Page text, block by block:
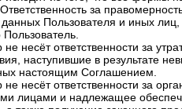
за
Пользователя и иных
несёт ответственности за
наступившие в результате
настоящим Соглашением.
несёт ответственности за
лицами и надлежащее